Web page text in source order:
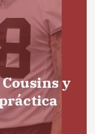
y